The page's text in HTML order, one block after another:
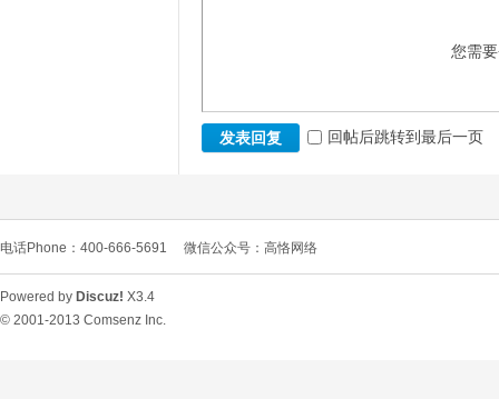
您需
发表回复 回帖后跳转到最后一页
电话Phone：400-666-5691 微信公众号：高恪网络
Powered by Discuz! X3.4
© 2001-2013 Comsenz Inc.